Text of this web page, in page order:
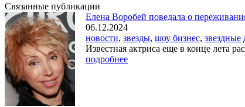
Связанные публикации
Елена Воробей поведала о
06.12.2024
новости, звезды, шоу бизнес, звездные
Известная актриса еще в конце лета
подробнее